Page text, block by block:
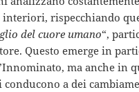
interiori, rispecchiando
del cuore umano“,
Questo emerge in
ma anche in
conducono a dei